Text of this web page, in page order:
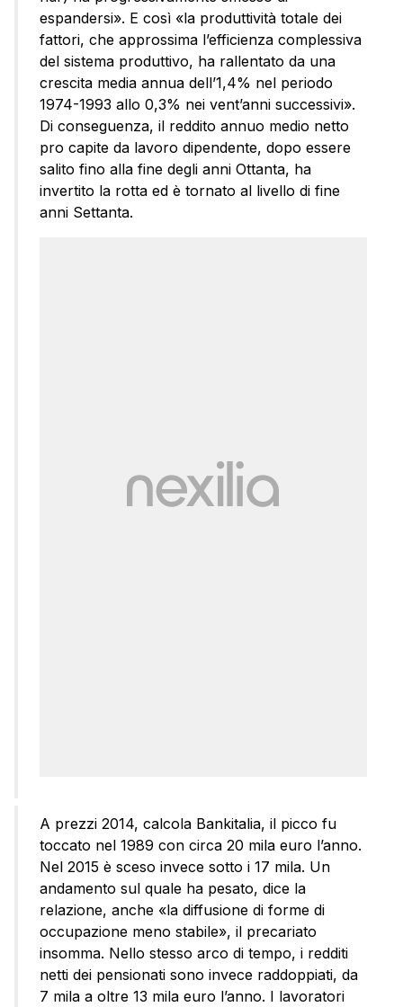
espandersi». E così «la produttività totale dei
fattori, che approssima l’efficienza complessiva
del sistema produttivo, ha rallentato da una
crescita media annua dell’1,4% nel periodo
1974-1993 allo 0,3% nei vent’anni successivi».
Di conseguenza, il reddito annuo medio netto
pro capite da lavoro dipendente, dopo essere
salito fino alla fine degli anni Ottanta, ha
invertito la rotta ed è tornato al livello di fine
anni Settanta.
A prezzi 2014, calcola Bankitalia, il picco fu
toccato nel 1989 con circa 20 mila euro l’anno.
Nel 2015 è sceso invece sotto i 17 mila. Un
andamento sul quale ha pesato, dice la
relazione, anche «la diffusione di forme di
occupazione meno stabile», il precariato
insomma. Nello stesso arco di tempo, i redditi
netti dei pensionati sono invece raddoppiati, da
7 mila a oltre 13 mila euro l’anno. I lavoratori